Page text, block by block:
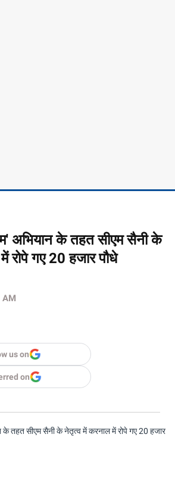
अभियान के तहत सीएम सैनी के
रोपे गए 20 हजार पौधे
us on
on